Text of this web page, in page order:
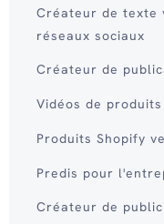
Créateur de texte
réseaux sociaux
Créateur de
Vidéos de
Produits Shopify
Predis pour
Créateur de